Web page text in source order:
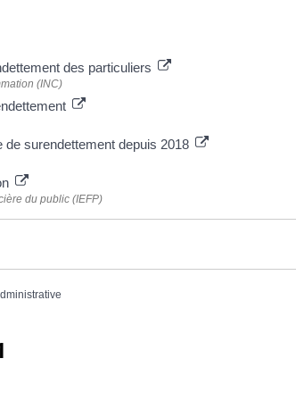
des particuliers
(INC)
de surendettement depuis 2018
du public (IEFP)